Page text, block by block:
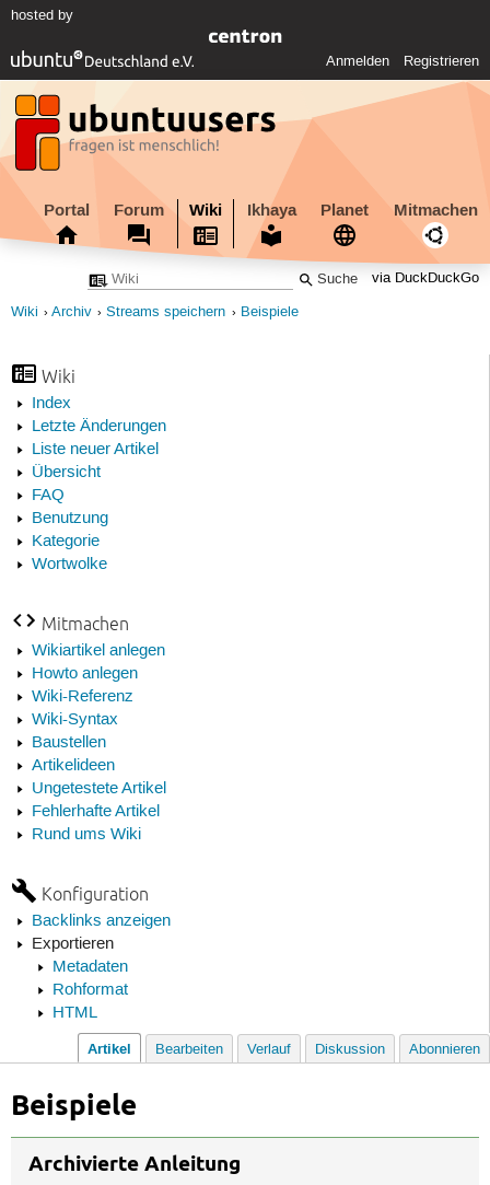
hosted by
Anmelden Registrieren
Portal Forum Wiki Ikhaya Planet Mitmachen
via DuckDuckGo
Wiki Archiv Streams speichern Beispiele
Wiki
Index
Letzte Änderungen
Liste neuer Artikel
Übersicht
FAQ
Benutzung
Kategorie
Wortwolke
Mitmachen
Wikiartikel anlegen
Howto anlegen
Wiki-Referenz
Wiki-Syntax
Baustellen
Artikelideen
Ungetestete Artikel
Fehlerhafte Artikel
Rund ums Wiki
Konfiguration
Backlinks anzeigen
Exportieren
Metadaten
Rohformat
HTML
Artikel Bearbeiten Verlauf Diskussion Abonnieren
Beispiele
Archivierte Anleitung